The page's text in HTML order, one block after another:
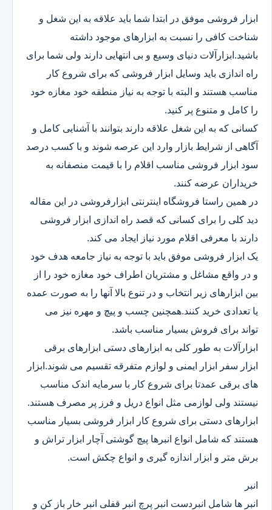
ابزار فروشی موفق در ابتدا شما باید علاقه به این شغل و
شناخت کافی را نسبت به ابزارهای موجود داشته
باشید.ابزارآلات دنیای وسیع و بی انتهایی دارند ولی شما برای
راه اندازی باید وسایل ابزار فروشی که برای شروع کار
مناسب هستند و البته با توجه به نیاز منطقه خود مغازه خود
را کامل و متنوع پر کنید.
کسانی که به این شغل علاقه دارند بتوانند با آشنایی کامل و
آگاهی از شرایط بازار وارد این عرصه شوند و با کسب درصد
سود ابزار فروشی مناسب اقلام را با قیمت منصفانه به
خریداران عرضه کنند.
در همین راستا فروشگاه اینترنتی ابزارفروشی در این مقاله
دید کلی را برای کسانی که قصد راه اندازی ابزار فروشی
دارند با معرفی اقلام مورد نیاز ایجاد می کند.
یک ابزار فروشی موفق باید با توجه به نیاز جامعه هدف خود
و در واقع مشاغل و مشتریان اطراف خود مغازه خود را از
بین ابزارهای زیر انتخاب و در تنوع بالا آنها را به صورت عمده
یا تعدادی خرید کنند.همچنین چسب و پیچ و مهره نیز می
تواند برای فروش بسیار مناسب باشد.
ابزارآلات به طور کلی به ابزارهای دستی ابزارهای برقی
ابزار سفر ابزار ایمنی و لوازم متفرقه تقسیم می شوند.ابزار
های برقی عمدتا برای شروع کار با سرمایه اندک مناسب
نیستند ولی لوازمی مثل انواع دریل و فرز پر مصرف هستند.
ابزارهای دستی برای شروع کار ابزار فروشی بسیار مناسب
هستند که شامل انواع انبرها پیچ گوشتی آچار ابزار تراش و
برش متر و ابزار اندازه گیری و انواع چکش است.
انبر
انبر ها شامل انبردست انبر پرچ انبر قفلی انبر خار باز کن و